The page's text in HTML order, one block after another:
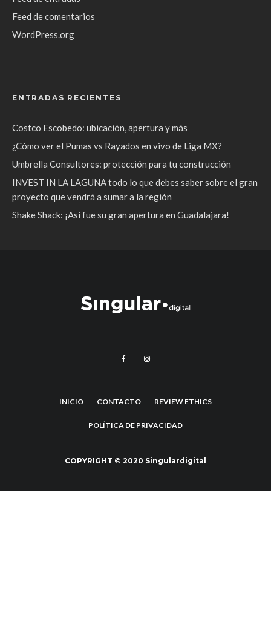
Feed de comentarios
WordPress.org
ENTRADAS RECIENTES
Costco Escobedo: ubicación, apertura y más
¿Cómo ver el Pumas vs Rayados en vivo de Liga MX?
Umbrella Consultores: protección para tu construcción
INVEST IN LA LAGUNA todo lo que debes saber sobre el gran
proyecto que vendrá a sumar a la región
Shake Shack: ¡Así fue su gran apertura en Guadalajara!
INICIO CONTACTO REVIEW ETHICS
POLÍTICA DE PRIVACIDAD
COPYRIGHT © 2020 Singulardigital